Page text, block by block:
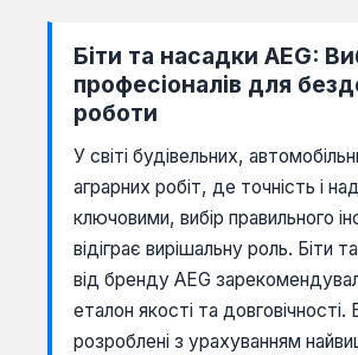
Біти та насадки AEG:
професіоналів для
роботи
У світі будівельних,
аграрних робіт, де точність і
ключовими, вибір правильного
відіграє вирішальну роль. Біти
від бренду AEG
еталон якості та довговічності.
розроблені з урахуванням